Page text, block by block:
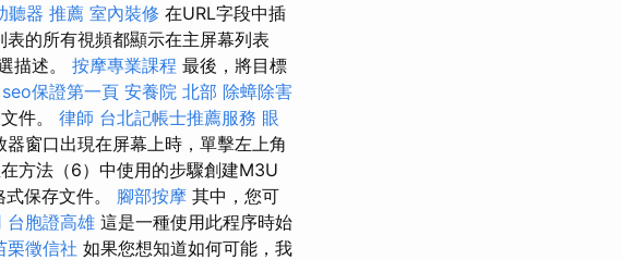
聽器 推薦 室內裝修 在URL字段中插
表的所有視頻都顯示在主屏幕列表
描述。 按摩專業課程 最後，將目標
seo保證第一頁 安養院 北部 除蟑除害
件。 律師 台北記帳士推薦服務 眼
器窗口出現在屏幕上時，單擊左上角
方法（6）中使用的步驟創建M3U
保存文件。 腳部按摩 其中，您可
台胞證高雄 這是一種使用此程序時始
栗徵信社 如果您想知道如何可能，我